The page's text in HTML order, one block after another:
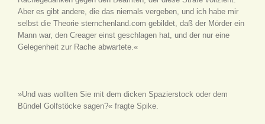
Aber es gibt andere, die das niemals vergeben, und ich habe mir
selbst die Theorie sternchenland.com gebildet, daß der Mörder ein
Mann war, den Creager einst geschlagen hat, und der nur eine
Gelegenheit zur Rache abwartete.«
»Und was wollten Sie mit dem dicken Spazierstock oder dem
Bündel Golfstöcke sagen?« fragte Spike.